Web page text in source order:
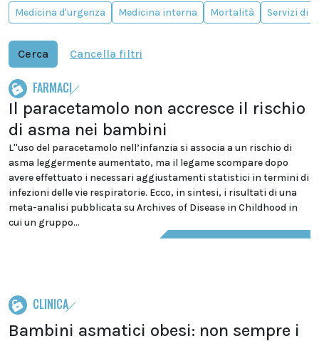
Medicina d'urgenza Medicina interna Mortalità Servizi di
Cerca Cancella filtri
FARMACI
Il paracetamolo non accresce il rischio
di asma nei bambini
L''uso del paracetamolo nell’infanzia si associa a un rischio di
asma leggermente aumentato, ma il legame scompare dopo
avere effettuato i necessari aggiustamenti statistici in termini di
infezioni delle vie respiratorie. Ecco, in sintesi, i risultati di una
meta-analisi pubblicata su Archives of Disease in Childhood in
cui un gruppo...
CLINICA
Bambini asmatici obesi: non sempre i